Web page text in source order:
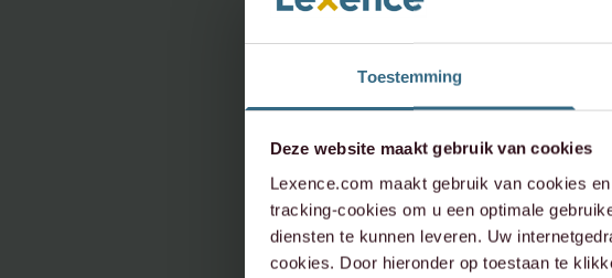
Toestemming
Deze website maakt gebruik van cookies
Lexence.com maakt gebruik van cookies
tracking-cookies om u een optimale
diensten te kunnen leveren. Uw
cookies. Door hieronder op toestaan te
neem
info@lexence.com
+31 20 573 6736